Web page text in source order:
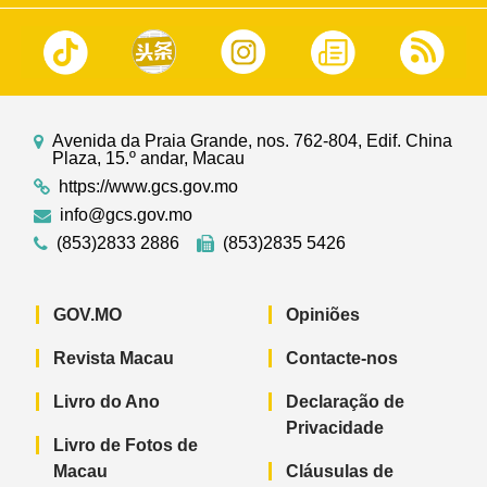
Avenida da Praia Grande, nos. 762-804, Edif. China
Plaza, 15.º andar, Macau
https://www.gcs.gov.mo
info@gcs.gov.mo
(853)2833 2886
(853)2835 5426
GOV.MO
Revista Macau
Livro do Ano
Livro de Fotos de
Macau
Opiniões
Contacte-nos
Declaração de
Privacidade
Cláusulas de